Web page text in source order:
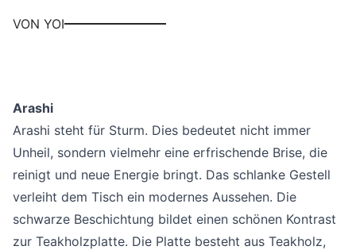
Liegestühle
Andere
Marken
Verkaufsstellen
Mehr 3D-Modelle
Arbeiten bei
Uber uns
VON YOI
Arashi
Arashi steht für Sturm. Dies bedeutet nicht immer
Unheil, sondern vielmehr eine erfrischende Brise, die
reinigt und neue Energie bringt. Das schlanke Gestell
verleiht dem Tisch ein modernes Aussehen. Die
schwarze Beschichtung bildet einen schönen Kontrast
zur Teakholzplatte. Die Platte besteht aus Teakholz,